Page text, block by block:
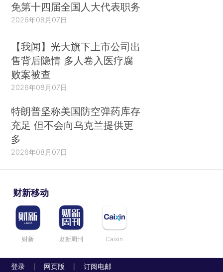
免第十四届全国人大代表职务
2026年08月07日
【我闻】光大旗下上市公司出
售背后隐情 多人卷入医疗腐
败案被查
2026年08月07日
特朗普坚称美国防空弹药库存
充足 但不会向乌克兰提供更
多
2026年08月07日
财新移动
财新 财新周刊 Caixin
登录 网页版 订阅电邮